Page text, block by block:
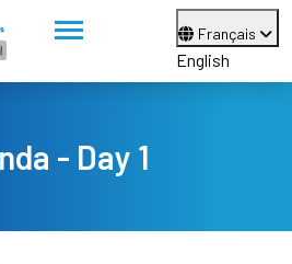
Français
English
- Day 1